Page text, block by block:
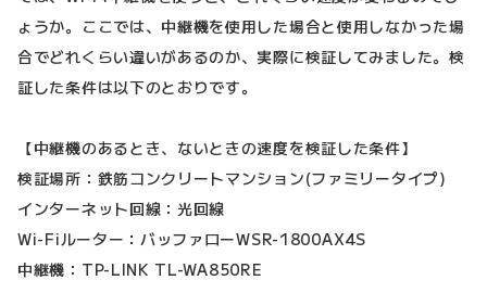
ょうか。ここでは、中継機を使用した場合と使用しなかった場
合でどれくらい違いがあるのか、実際に検証してみました。検
証した条件は以下のとおりです。
【中継機のあるとき、ないときの速度を検証した条件】
検証場所：鉄筋コンクリートマンション(ファミリータイプ)
インターネット回線：光回線
Wi-Fiルーター：バッファローWSR-1800AX4S
中継機：TP-LINK TL-WA850RE